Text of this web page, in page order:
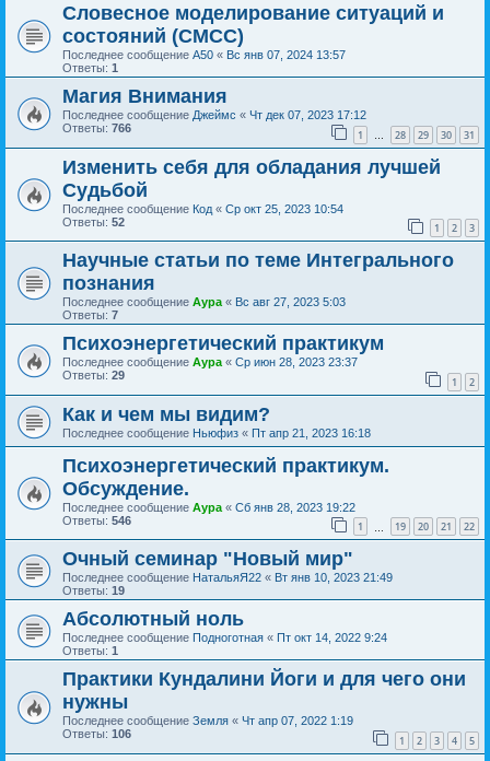
Словесное моделирование ситуаций и
состояний (СМСС)
Последнее сообщение А50 « Вс янв 07, 2024 13:57
Ответы: 1
Магия Внимания
Последнее сообщение Джеймс « Чт дек 07, 2023 17:12
Ответы: 766 1 … 28 29 30 31
Изменить себя для обладания лучшей
Судьбой
Последнее сообщение Код « Ср окт 25, 2023 10:54
Ответы: 52 1 2 3
Научные статьи по теме Интегрального
познания
Последнее сообщение Аура « Вс авг 27, 2023 5:03
Ответы: 7
Психоэнергетический практикум
Последнее сообщение Аура « Ср июн 28, 2023 23:37
Ответы: 29 1 2
Как и чем мы видим?
Последнее сообщение Ньюфиз « Пт апр 21, 2023 16:18
Психоэнергетический практикум.
Обсуждение.
Последнее сообщение Аура « Сб янв 28, 2023 19:22
Ответы: 546 1 19 20 21 22
Очный семинар "Новый мир"
Последнее сообщение НатальяЯ22 « Вт янв 10, 2023 21:49
Ответы: 19
Абсолютный ноль
Последнее сообщение Подноготная « Пт окт 14, 2022 9:24
Ответы: 1
Практики Кундалини Йоги и для чего они
нужны
Последнее сообщение Земля « Чт апр 07, 2022 1:19
Ответы: 106 1 2 3 4 5